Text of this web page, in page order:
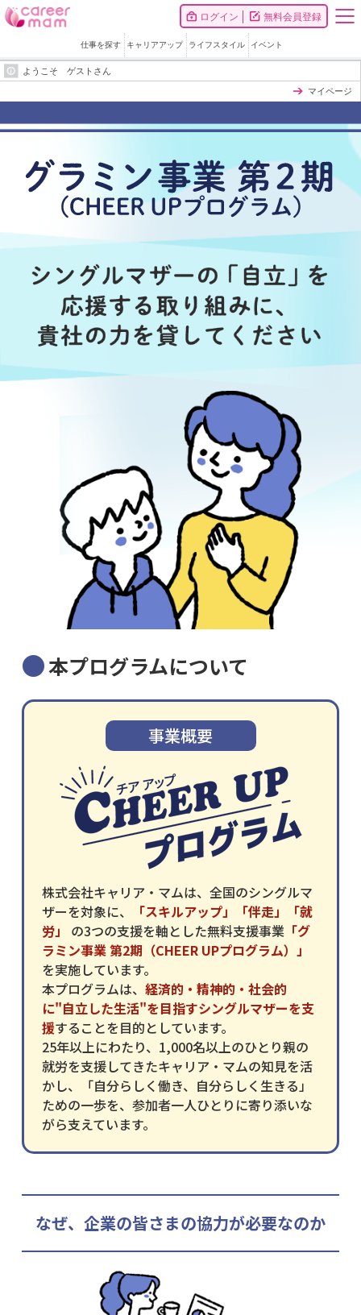
ログイン 無料会員登録
仕事を探す キャリアアップ ライフスタイル イベント
ようこそ ゲストさん
マイページ
本プログラムについて
事業概要
株式会社キャリア・マムは、全国のシングルマ
ザーを対象に、
「スキルアップ」「伴走」「就
労」 の3つの支援を軸とした無料支援事業 「グ
ラミン事業 第2期（CHEER UPプログラム）」
を実施しています。
本プログラムは、経済的・精神的・社会的
に"自立した生活"を目指すシングルマザーを支
援することを目的としています。
25年以上にわたり、1,000名以上のひとり親の
就労を支援してきたキャリア・マムの知見を活
かし、「自分らしく働き、自分らしく生きる」
ための一歩を、参加者一人ひとりに寄り添いな
がら支えています。
なぜ、企業の皆さまの協力が必要なのか